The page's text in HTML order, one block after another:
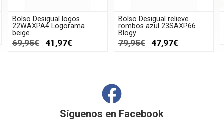
Bolso Desigual logos
22WAXPA4 Logorama
beige
69,95€ 41,97€
Bolso Desigual relieve
rombos azul 23SAXP66
Blogy
79,95€ 47,97€
Síguenos en Facebook